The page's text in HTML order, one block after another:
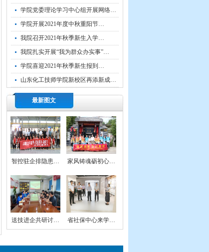
学院党委理论学习中心组开展网络…
学院开展2021年度中秋重阳节…
我院召开2021年秋季新生入学…
我院扎实开展“我为群众办实事”…
学院喜迎2021年秋季新生报到…
山东化工技师学院新校区再添新成…
最新图文
智控驻企排隐患… 家风铸魂砺初心…
送技进企共研讨… 省社保中心来学…